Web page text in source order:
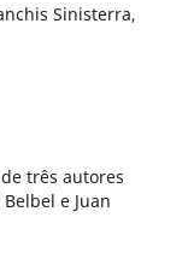
Sinisterra,
três autores
e Juan